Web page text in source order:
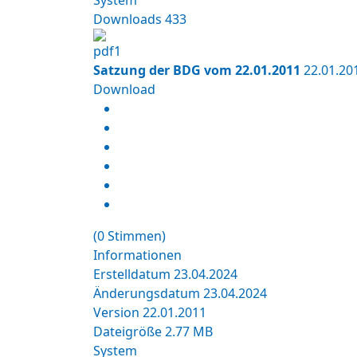
Downloads 433
Satzung der BDG vom 22.01.2011
Download
(0 Stimmen)
Informationen
Erstelldatum 23.04.2024
Änderungsdatum 23.04.2024
Version 22.01.2011
Dateigröße2.77 MB
System